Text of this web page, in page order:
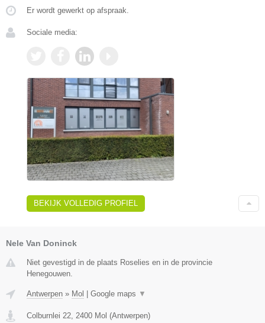
Er wordt gewerkt op afspraak.
Sociale media:
BEKIJK VOLLEDIG PROFIEL
Nele Van Doninck
Niet gevestigd in de plaats Roselies en in de provincie
Henegouwen.
Antwerpen » Mol Google maps ▼
Colburnlei 22 2400 Mol (Antwerpen)